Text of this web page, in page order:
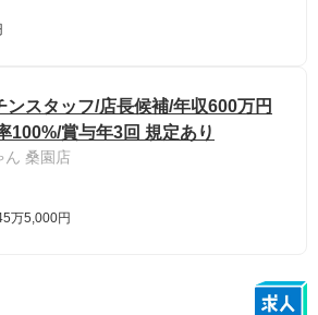
ンスタッフ/店長候補/年収600万円
100%/賞与年3回 規定あり
ん 桑園店
万5,000円